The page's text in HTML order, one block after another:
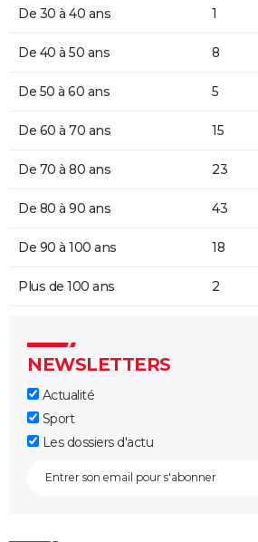
De 30 à 40 ans 1
De 40 à 50 ans 8
De 50 à 60 ans 5
De 60 à 70 ans 15
De 70 à 80 ans 23
De 80 à 90 ans 43
De 90 à 100 ans 18
Plus de 100 ans 2
NEWSLETTERS
Actualité
Sport
Les dossiers d'actu